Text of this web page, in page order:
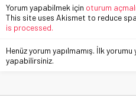
Yorum yapabilmek için oturum
This site uses Akismet to reduce
is processed.
Henüz yorum yapılmamış. İlk yorumu
yapabilirsiniz.